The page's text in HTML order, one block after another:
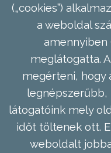
(„cookies”)
a weboldal
amennyiben
meglátogatta.
megérteni, hogy
látogatóink mely
időt töltenek ott.
weboldalt